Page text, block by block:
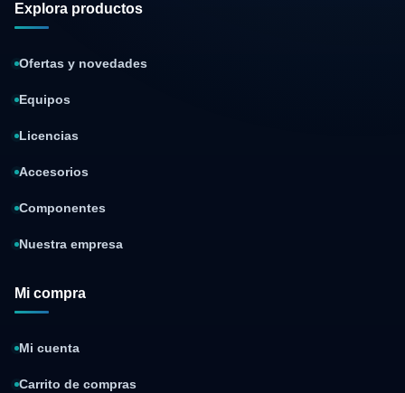
Explora productos
Ofertas y novedades
Equipos
Licencias
Accesorios
Componentes
Nuestra empresa
Mi compra
Mi cuenta
Carrito de compras